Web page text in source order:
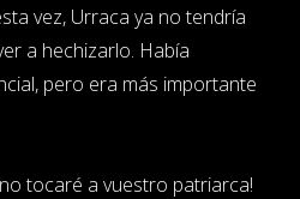
vez, Urraca ya no tendría
a hechizarlo. Había
pero era más importante
tocaré a vuestro patriarca!